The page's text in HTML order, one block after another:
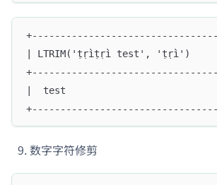
| LTRIM('ṭṛìṭṛì test', 'ṭṛì')
|  test
数字字符修剪